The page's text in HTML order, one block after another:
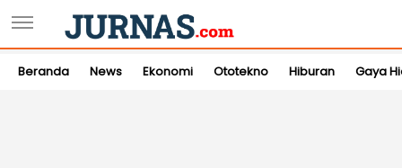
Beranda News Ekonomi Ototekno Hiburan Gaya